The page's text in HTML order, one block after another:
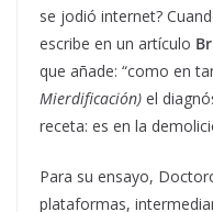
se jodió internet?
escribe en un artículo
que añade: “como en
Mierdificación) el
receta: es en la
Para su ensayo,
plataformas,